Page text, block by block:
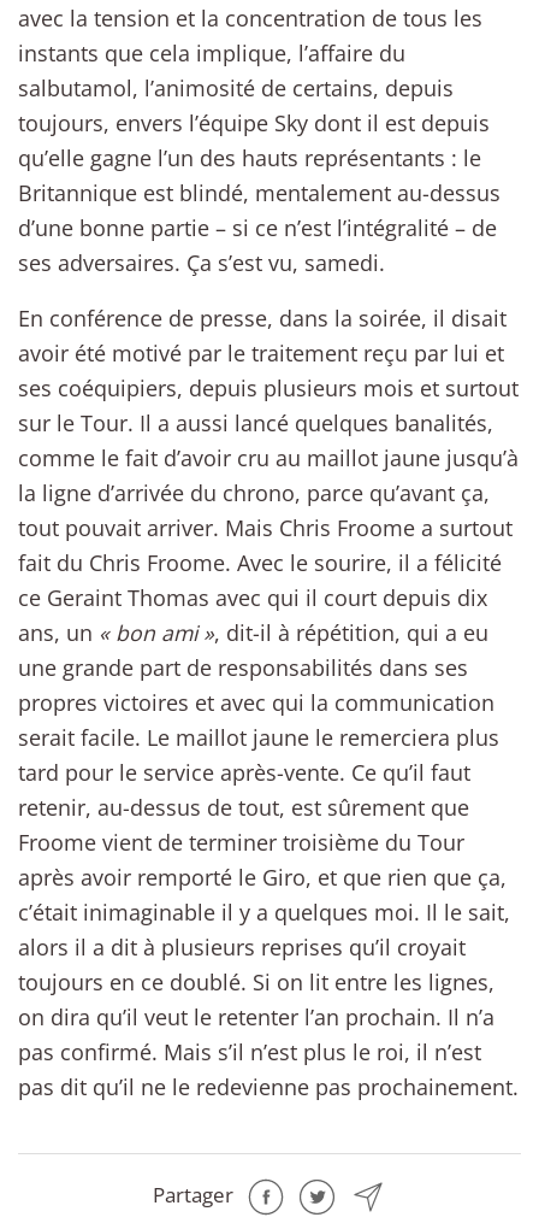
avec la tension et la concentration de tous les
instants que cela implique, l’affaire du
salbutamol, l’animosité de certains, depuis
toujours, envers l’équipe Sky dont il est depuis
qu’elle gagne l’un des hauts représentants : le
Britannique est blindé, mentalement au-dessus
d’une bonne partie – si ce n’est l’intégralité – de
ses adversaires. Ça s’est vu, samedi.
En conférence de presse, dans la soirée, il disait
avoir été motivé par le traitement reçu par lui et
ses coéquipiers, depuis plusieurs mois et surtout
sur le Tour. Il a aussi lancé quelques banalités,
comme le fait d’avoir cru au maillot jaune jusqu’à
la ligne d’arrivée du chrono, parce qu’avant ça,
tout pouvait arriver. Mais Chris Froome a surtout
fait du Chris Froome. Avec le sourire, il a félicité
ce Geraint Thomas avec qui il court depuis dix
ans, un « bon ami », dit-il à répétition, qui a eu
une grande part de responsabilités dans ses
propres victoires et avec qui la communication
serait facile. Le maillot jaune le remerciera plus
tard pour le service après-vente. Ce qu’il faut
retenir, au-dessus de tout, est sûrement que
Froome vient de terminer troisième du Tour
après avoir remporté le Giro, et que rien que ça,
c’était inimaginable il y a quelques moi. Il le sait,
alors il a dit à plusieurs reprises qu’il croyait
toujours en ce doublé. Si on lit entre les lignes,
on dira qu’il veut le retenter l’an prochain. Il n’a
pas confirmé. Mais s’il n’est plus le roi, il n’est
pas dit qu’il ne le redevienne pas prochainement.
Partager